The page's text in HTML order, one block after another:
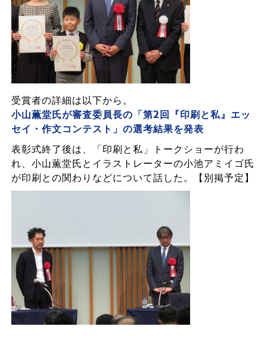
受賞者の詳細は以下から。
小山薫堂氏が審査委員長の「第2回『印刷と私』エッ
セイ・作文コンテスト」の選考結果を発表
表彰式終了後は、「印刷と私」トークショーが行わ
れ、小山薫堂氏とイラストレーターの小池アミイゴ氏
が印刷との関わりなどについて話した。【別掲予定】